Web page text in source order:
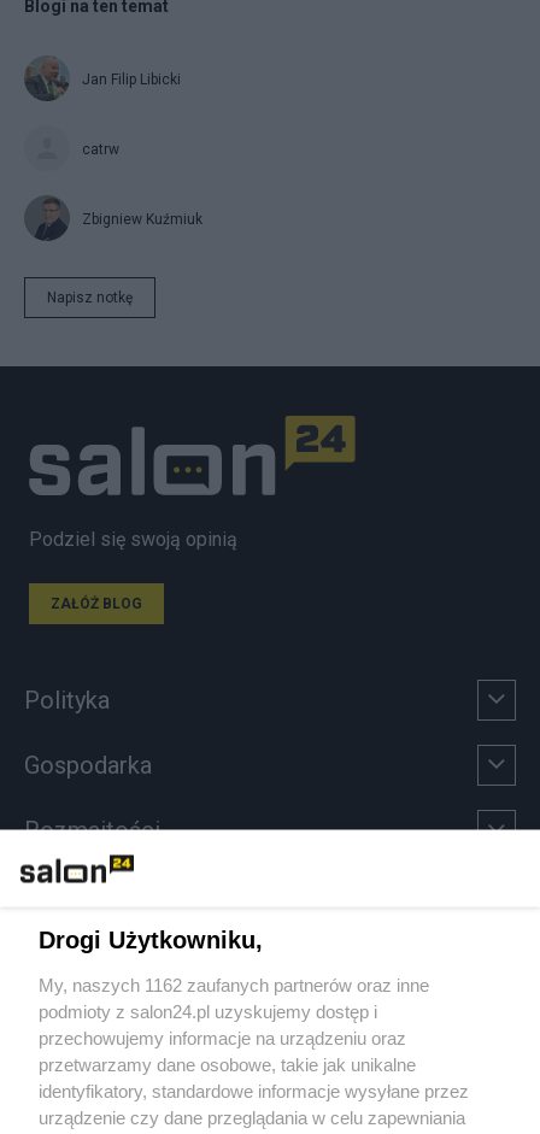
Blogi na ten temat
Jan Filip Libicki
catrw
Zbigniew Kuźmiuk
Napisz notkę
Podziel się swoją opinią
ZAŁÓŻ BLOG
Polityka
Gospodarka
Rozmaitości
Sport
Społeczeństwo
Kultura
Drogi Użytkowniku,
My, naszych 1162 zaufanych partnerów oraz inne
podmioty z salon24.pl uzyskujemy dostęp i
przechowujemy informacje na urządzeniu oraz
przetwarzamy dane osobowe, takie jak unikalne
identyfikatory, standardowe informacje wysyłane przez
urządzenie czy dane przeglądania w celu zapewniania